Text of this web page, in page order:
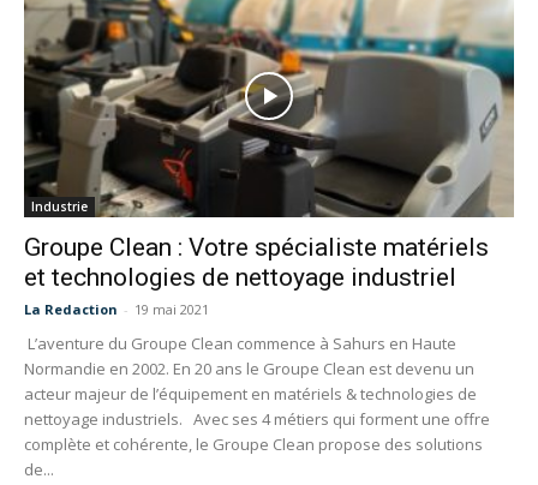
Industrie
Groupe Clean : Votre spécialiste matériels
et technologies de nettoyage industriel
La Redaction - 19 mai 2021
L’aventure du Groupe Clean commence à Sahurs en Haute
Normandie en 2002. En 20 ans le Groupe Clean est devenu un
acteur majeur de l’équipement en matériels & technologies de
nettoyage industriels. Avec ses 4 métiers qui forment une offre
complète et cohérente, le Groupe Clean propose des solutions
de...